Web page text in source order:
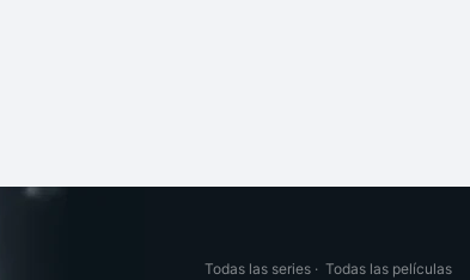
Todas las series · Todas las películas